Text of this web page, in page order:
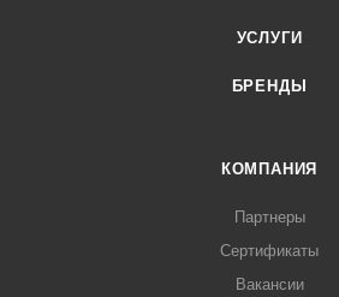
УСЛУГИ
БРЕНДЫ
КОМПАНИЯ
Партнеры
Сертификаты
Вакансии